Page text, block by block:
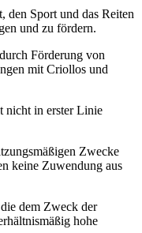
den Sport und das Reiten
und zu fördern.
Förderung von
mit Criollos und
nicht in erster Linie
Zwecke
keine Zuwendung aus
dem Zweck der
hohe